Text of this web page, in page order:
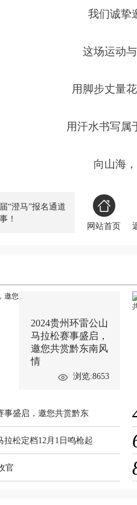
我们诚挚
这场运动
用脚步丈量
用汗水书写属
向山海
“澄马”报名通道
！
网站首页
2024贵州环雷公山
马拉松赛事盛启，
邀您共赏黔东南风
情
浏览:8653
事盛启，邀您共赏黔东
拉松定档12月1日鸣枪起
官